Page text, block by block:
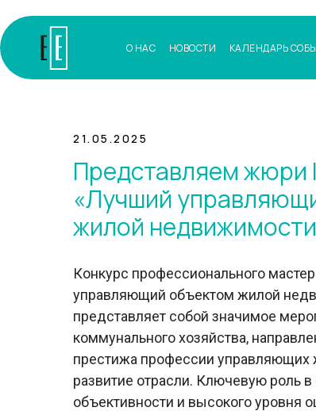
О НАС НОВОСТИ КАЛЕНДАРЬ
21.05.2025
Представляем жюри
«Лучший
жилой
Конкурс профессионального
управляющий объектом жилой
представляет собой значимое
коммунального хозяйства,
престижа профессии
развитие отрасли. Ключевую роль
объективности и высокого уровня